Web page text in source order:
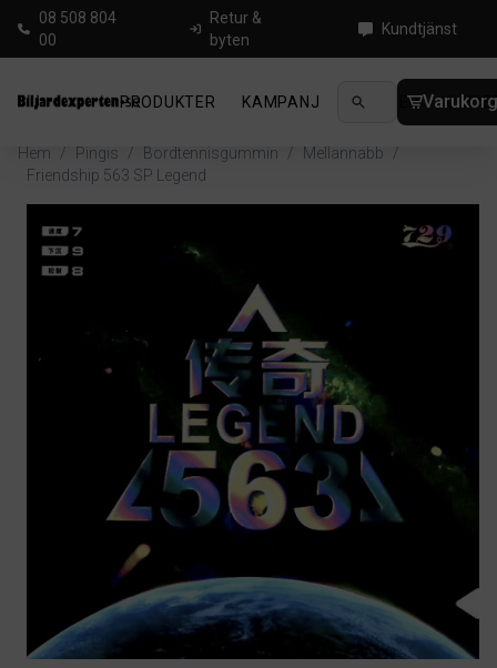
08 508 804
00
Retur &
byten
Kundtjänst
PRODUKTER KAMPANJ NYHETER
Hem / Pingis / Bordtennisgummin / Mellannabb
/
Friendship 563 SP Legend